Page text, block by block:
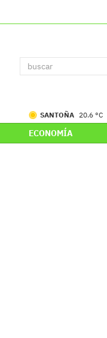
SANTOÑA 20.6 °C
ECONOMÍA